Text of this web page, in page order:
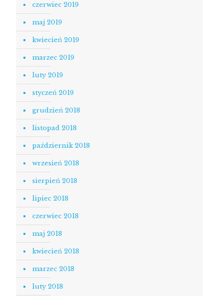
czerwiec 2019
maj 2019
kwiecień 2019
marzec 2019
luty 2019
styczeń 2019
grudzień 2018
listopad 2018
październik 2018
wrzesień 2018
sierpień 2018
lipiec 2018
czerwiec 2018
maj 2018
kwiecień 2018
marzec 2018
luty 2018